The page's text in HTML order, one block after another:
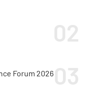
Forum 2026